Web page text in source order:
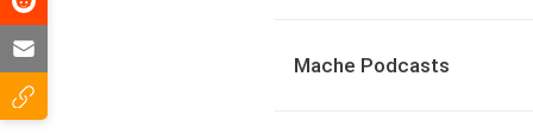
Mache Podcasts